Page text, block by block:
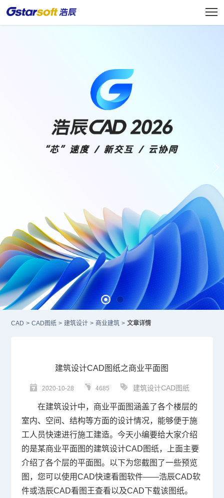
CAD > CAD图纸 > 建筑设计 > 商业建筑 > 文章详情
建筑设计CAD图纸之商业平面图
2020-10-28 4685 建筑设计CAD图纸
在建筑设计中，商业平面图涵盖了各个楼层的
室内、空间、结构等方面的设计情况，能够便于施
工人员快速进行施工建造。今天小编要给大家介绍
的是某商业平面图的建筑设计CAD图纸，上面主要
介绍了各个层的平面图。以下为您截图了一些预览
图，您可以使用CAD快速看图软件——浩辰CAD软
件或浩辰CAD看图王查看以及CAD下载该图纸。